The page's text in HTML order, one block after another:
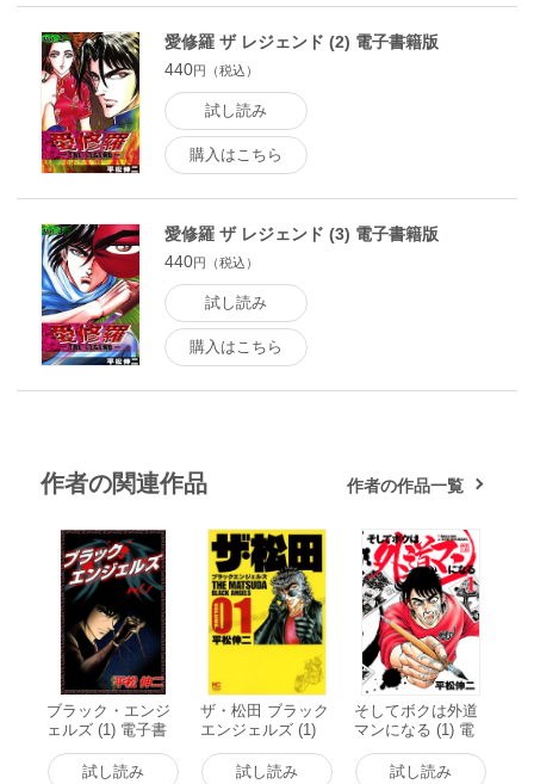
愛修羅 ザ レジェンド (2) 電子書籍版
440円（税込）
試し読み
購入はこちら
愛修羅 ザ レジェンド (3) 電子書籍版
440円（税込）
試し読み
購入はこちら
作者の関連作品 作者の作品一覧
ブラック・エンジ
ェルズ (1) 電子書
籍版
試し読み
ザ・松田 ブラック
エンジェルズ (1)
電子書籍版
試し読み
そしてボクは外道
マンになる (1) 電
子書籍版
試し読み